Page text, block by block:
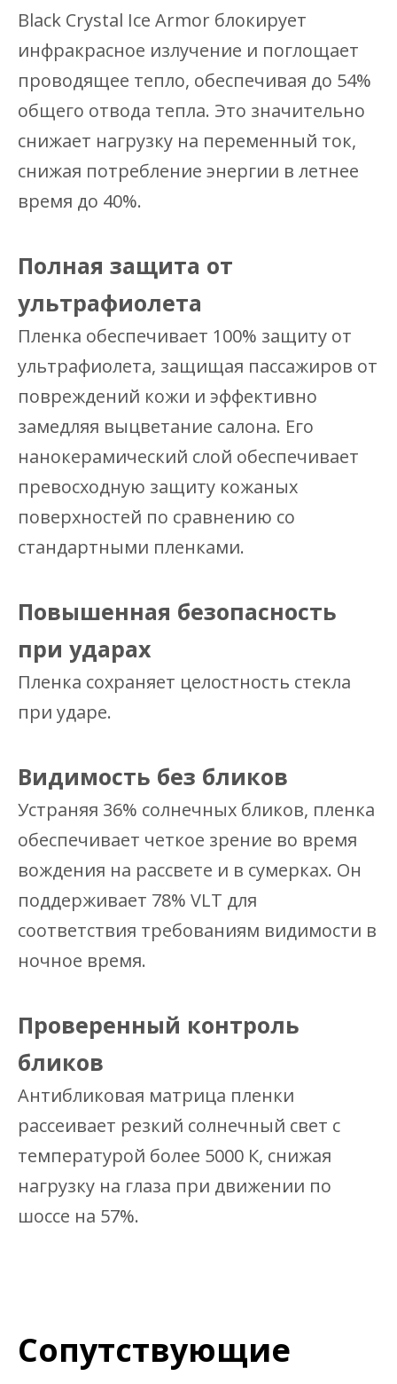
Black Crystal Ice Armor блокирует
инфракрасное излучение и поглощает
проводящее тепло, обеспечивая до 54% ​​
общего отвода тепла. Это значительно
снижает нагрузку на переменный ток,
снижая потребление энергии в летнее
время до 40%.
Полная защита от
ультрафиолета
Пленка обеспечивает 100% защиту от
ультрафиолета, защищая пассажиров от
повреждений кожи и эффективно
замедляя выцветание салона. Его
нанокерамический слой обеспечивает
превосходную защиту кожаных
поверхностей по сравнению со
стандартными пленками.
Повышенная безопасность
при ударах
Пленка сохраняет целостность стекла
при ударе.
Видимость без бликов
Устраняя 36% солнечных бликов, пленка
обеспечивает четкое зрение во время
вождения на рассвете и в сумерках. Он
поддерживает 78% VLT для
соответствия требованиям видимости в
ночное время.
Проверенный контроль
бликов
Антибликовая матрица пленки
рассеивает резкий солнечный свет с
температурой более 5000 К, снижая
нагрузку на глаза при движении по
шоссе на 57%.
Сопутствующие